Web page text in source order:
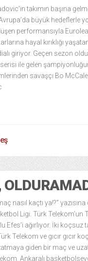
takımın başına
büyük hedeflerle
performansıyla
hayal kırıklığı
giriyor. Geçen sezon
ile gelen
savaşçı Bo
nasıl kaçtı ya!?”
Ligi. Türk Telekom’un
Efes’i ağırlıyor. İki koçsuz
Telekom ve gıcır gıcır
giden bir maç ve
Ankaralı